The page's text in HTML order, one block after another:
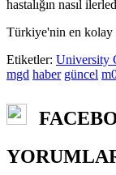
hastalığın nasıl
Türkiye'nin en kolay
Etiketler: University
mgd haber güncel